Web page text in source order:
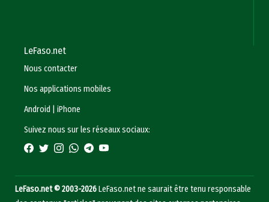
LeFaso.net
Nous contacter
Nos applications mobiles
Android
|iPhone
Suivez nous sur les réseaux sociaux:
LeFaso.net © 2003-2026LeFaso.net ne saurait être tenu responsable